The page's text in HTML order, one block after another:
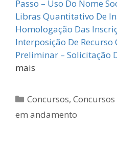
Passo – Uso Do Nome
Libras Quantitativo De
Homologação Das
Interposição De Recurso
Preliminar – Solicitação
mais
Categorias
Concursos,
em andamento